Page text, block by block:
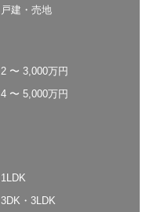
戸建・売地
2 〜 3,000万円
4 〜 5,000万円
1LDK
3DK・3LDK